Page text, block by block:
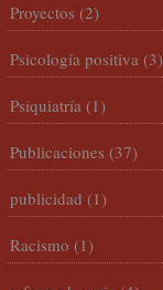
Proyectos (2)
Psicología positiva (3)
Psiquiatría (1)
Publicaciones (37)
publicidad (1)
Racismo (1)